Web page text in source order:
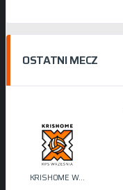
OSTATNI MECZ
KRISHOME WRZEŚNIA